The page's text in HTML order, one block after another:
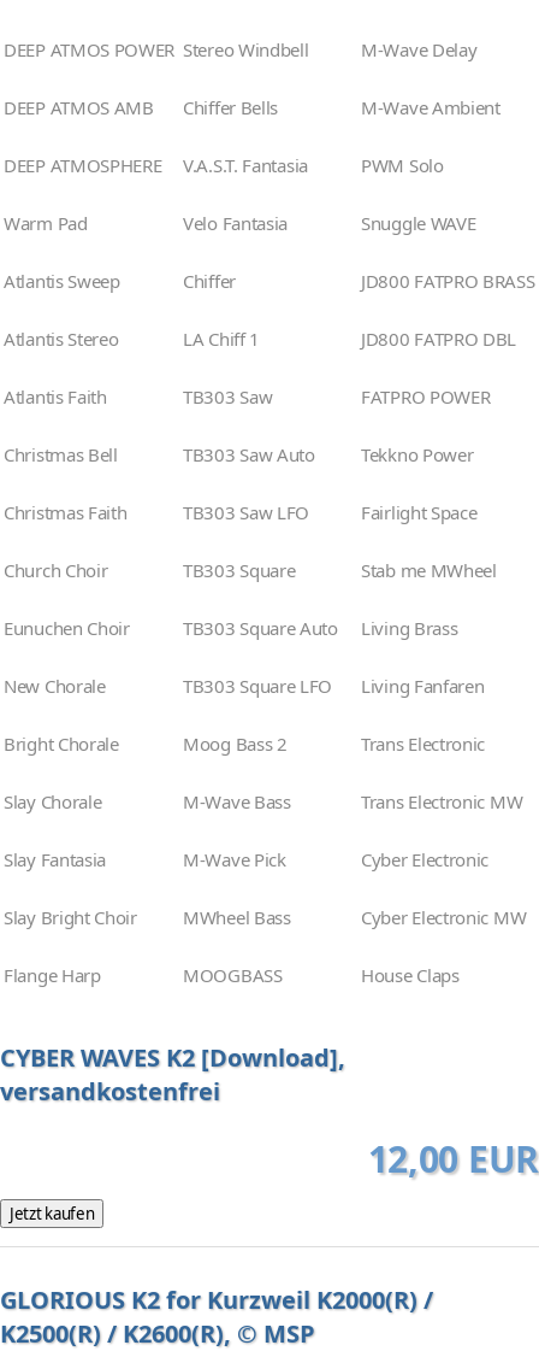
DEEP ATMOS POWER Stereo Windbell M-Wave Delay
DEEP ATMOS AMB Chiffer Bells M-Wave Ambient
DEEP ATMOSPHERE V.A.S.T. Fantasia PWM Solo
Warm Pad Velo Fantasia Snuggle WAVE
Atlantis Sweep Chiffer JD800 FATPRO BRASS
Atlantis Stereo LA Chiff 1 JD800 FATPRO DBL
Atlantis Faith TB303 Saw FATPRO POWER
Christmas Bell TB303 Saw Auto Tekkno Power
Christmas Faith TB303 Saw LFO Fairlight Space
Church Choir TB303 Square Stab me MWheel
Eunuchen Choir TB303 Square Auto Living Brass
New Chorale TB303 Square LFO Living Fanfaren
Bright Chorale Moog Bass 2 Trans Electronic
Slay Chorale M-Wave Bass Trans Electronic MW
Slay Fantasia M-Wave Pick Cyber Electronic
Slay Bright Choir MWheel Bass Cyber Electronic MW
Flange Harp MOOGBASS House Claps
CYBER WAVES K2 [Download],
versandkostenfrei
12,00 EUR
GLORIOUS K2 for Kurzweil K2000(R) /
K2500(R) / K2600(R), © MSP